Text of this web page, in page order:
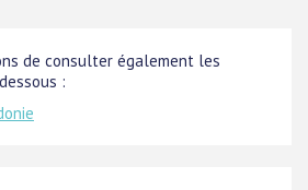
de consulter également les
: